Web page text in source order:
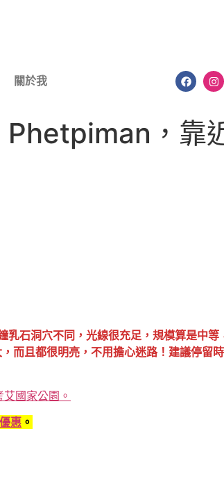
關於我
Phetpiman，靠
乳石洞穴不同，光線很充足，規模算是中等
， 而且都很明亮，不用擔心迷路！建議停留
國家公園。
惠 。